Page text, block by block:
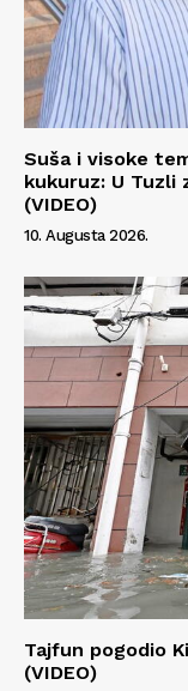
Info
O nama
Kontakt
Impressum
Suša i visoke
kukuruz: U Tuzli
(VIDEO)
10. Augusta 2026.
Tajfun pogodio
(VIDEO)